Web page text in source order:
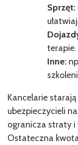
Sprzęt:
terapie.
Inne:
Kancelarie
ubezpieczycieli
ogranicza straty
Ostateczna